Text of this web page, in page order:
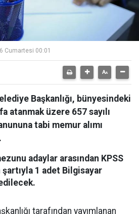
Cumartesi 00:01
Başkanlığı, bünyesindeki
atanmak üzere 657 sayılı
tabi memur alımı
adaylar arasından KPSS
1 adet Bilgisayar
tarafından yayımlanan